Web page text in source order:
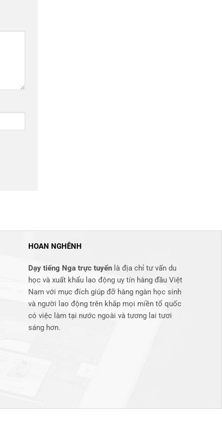
HOAN NGHÊNH
Dạy tiếng Nga trực tuyến là địa chỉ tư vấn du
học và xuất khẩu lao động uy tín hàng đầu Việt
Nam với mục đích giúp đỡ hàng ngàn học sinh
và người lao động trên khắp mọi miền tổ quốc
có việc làm tại nước ngoài và tương lai tươi
sáng hơn​.